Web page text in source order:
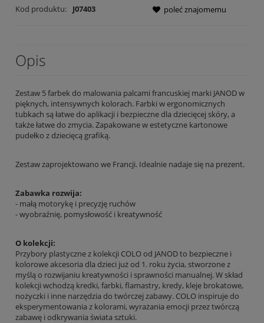
Kod produktu:
J07403
poleć znajomemu
Opis
Zestaw 5 farbek do malowania palcami francuskiej marki JANOD w
pięknych, intensywnych kolorach. Farbki w ergonomicznych
tubkach są łatwe do aplikacji i bezpieczne dla dziecięcej skóry, a
także łatwe do zmycia. Zapakowane w estetyczne kartonowe
pudełko z dziecięcą grafiką.
Zestaw zaprojektowano we Francji. Idealnie nadaje się na prezent.
Zabawka rozwija:
- małą motorykę i precyzję ruchów
- wyobraźnię, pomysłowość i kreatywność
O kolekcji:
Przybory plastyczne z kolekcji COLO od JANOD to bezpieczne i
kolorowe akcesoria dla dzieci już od 1. roku życia, stworzone z
myślą o rozwijaniu kreatywności i sprawności manualnej. W skład
kolekcji wchodzą kredki, farbki, flamastry, kredy, kleje brokatowe,
nożyczki i inne narzędzia do twórczej zabawy. COLO inspiruje do
eksperymentowania z kolorami, wyrażania emocji przez twórczą
zabawę i odkrywania świata sztuki.